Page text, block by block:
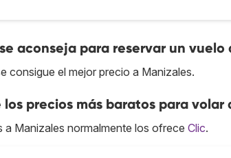
aconseja para reservar un vuelo
consigue el mejor precio a Manizales.
precios más baratos para volar
Manizales normalmente los ofrece Clic.